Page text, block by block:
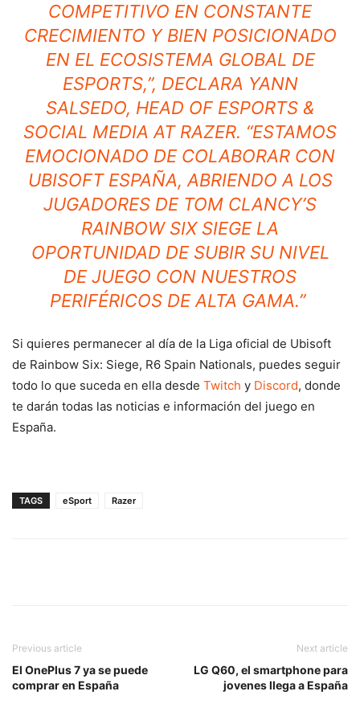
COMPETITIVO EN CONSTANTE
CRECIMIENTO Y BIEN POSICIONADO
EN EL ECOSISTEMA GLOBAL DE
ESPORTS,”, DECLARA YANN
SALSEDO, HEAD OF ESPORTS &
SOCIAL MEDIA AT RAZER. “ESTAMOS
EMOCIONADO DE COLABORAR CON
UBISOFT ESPAÑA, ABRIENDO A LOS
JUGADORES DE TOM CLANCY’S
RAINBOW SIX SIEGE LA
OPORTUNIDAD DE SUBIR SU NIVEL
DE JUEGO CON NUESTROS
PERIFÉRICOS DE ALTA GAMA.”
Si quieres permanecer al día de la Liga oficial de Ubisoft
de Rainbow Six: Siege, R6 Spain Nationals, puedes seguir
todo lo que suceda en ella desde Twitch y Discord, donde
te darán todas las noticias e información del juego en
España.
TAGS eSport Razer
Previous article
El OnePlus 7 ya se puede
comprar en España
Next article
LG Q60, el smartphone para
jovenes llega a España